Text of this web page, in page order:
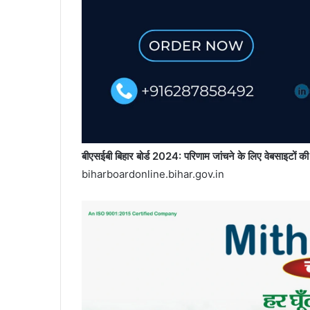
बीएसईबी बिहार बोर्ड 2024: परिणाम जांचने के लिए वेबसाइटों
biharboardonline.bihar.gov.in